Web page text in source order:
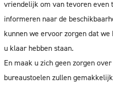
vriendelijk om van tevoren even
informeren naar de
kunnen we ervoor zorgen dat
u klaar hebben staan.
En maak u zich geen zorgen
bureaustoelen zullen